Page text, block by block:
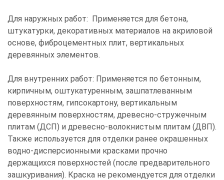
Для наружных работ: Применяется для бетона,
штукатурки, декоративных материалов на акриловой
основе, фиброцементных плит, вертикальных
деревянных элементов.
Для внутренних работ: Применяется по бетонным,
кирпичным, оштукатуренным, зашпатлеванным
поверхностям, гипсокартону, вертикальным
деревянным поверхностям, древесно-стружечным
плитам (ДСП) и древесно-волокнистым плитам (ДВП).
Также используется для отделки ранее окрашенных
водно-дисперсионными красками прочно
держащихся поверхностей (после предварительного
зашкуривания). Краска не рекомендуется для отделки